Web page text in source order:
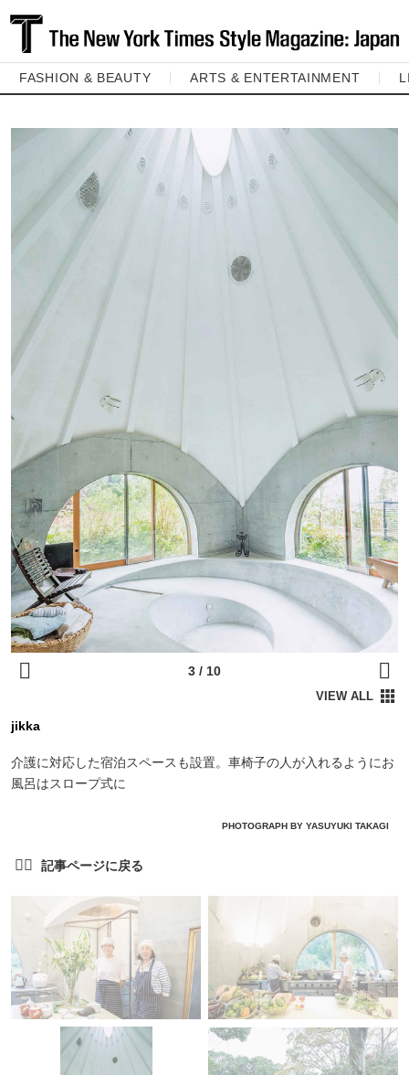
FASHION & BEAUTY ARTS & ENTERTAINMENT
jikka
介護に対応した宿泊スペースも設置。車椅子の人が入れるようにお
風呂はスロープ式に
PHOTOGRAPH BY YASUYUKI TAKAGI